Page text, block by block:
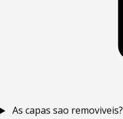
As capas sao removiveis?